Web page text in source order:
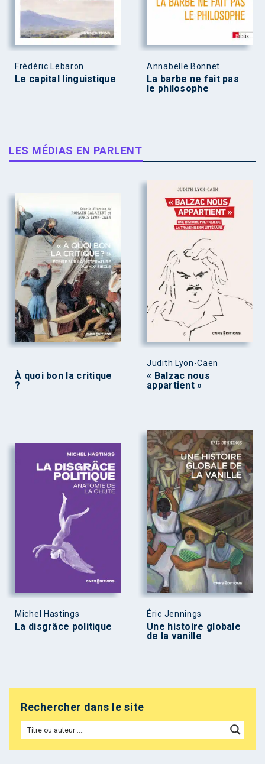
Frédéric Lebaron
Le capital linguistique
Annabelle Bonnet
La barbe ne fait pas
le philosophe
LES MÉDIAS EN PARLENT
À quoi bon la critique
?
Judith Lyon-Caen
« Balzac nous
appartient »
Michel Hastings
La disgrâce politique
Éric Jennings
Une histoire globale
de la vanille
Rechercher dans le site